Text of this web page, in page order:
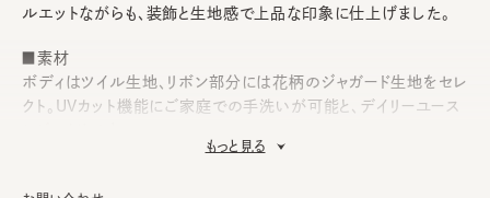
ルエットながらも、装飾と生地感で上品な印象に仕上げました。
■素材
ボディはツイル生地、リボン部分には花柄のジャガード生地をセレ
クト。UVカット機能にご家庭での手洗いが可能と、デイリーユース
もっと見る